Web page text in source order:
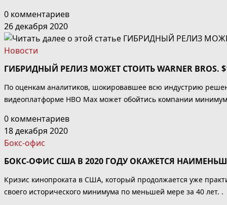
0 комментариев
26 декабря 2020
Новости
ГИБРИДНЫЙ РЕЛИЗ МОЖЕТ СТОИТЬ WARNER BROS.
По оценкам аналитиков, шокировавшее всю индустрию
видеоплатформе HBO Max может обойтись компании
0 комментариев
18 декабря 2020
Бокс-офис
БОКС-ОФИС США В 2020 ГОДУ ОКАЖЕТСЯ
Кризис кинопроката в США, который продолжается уже
своего исторического минимума по меньшей мере за 40 лет. .